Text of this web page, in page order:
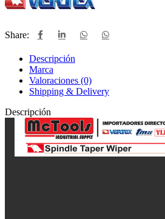
Share:
Descripción
Marca
Valoraciones (0)
Shipping & Delivery
Descripción